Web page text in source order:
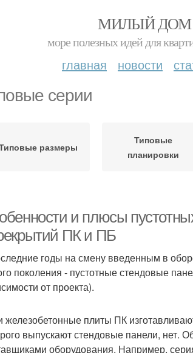
МИЛЫЙ ДОМ
море полезных идей для
главная новости
серии
размеры
Типовые
планировки
и плюсы
ПК и ПБ
годы на смену введенным в
поколения - пустотные стендовые
от проекта).
железобетонные плиты ПК
выпускают стендовые панели, нет.
оборудования. Например,